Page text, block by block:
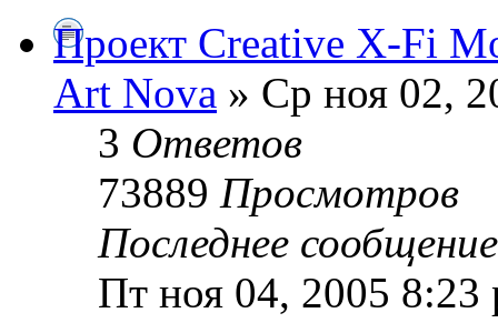
Проект Creative X-Fi
Art Nova » Ср ноя 02,
3 Ответов
73889 Просмотров
Последнее
Пт ноя 04, 2005 8:23